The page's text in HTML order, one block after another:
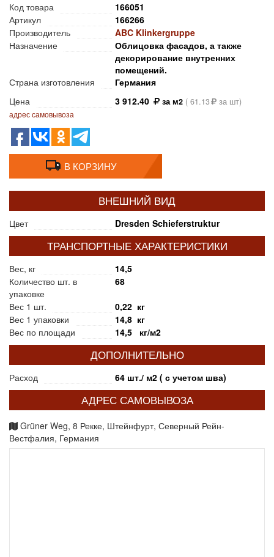
Код товара
166051
Артикул
166266
Производитель
ABC Klinkergruppe
Назначение
Облицовка фасадов, а также
декорирование внутренних
помещений.
Страна изготовления
Германия
Цена
3 912.40 за м2 ( 61.13 за шт)
адрес самовывоза
В КОРЗИНУ
ВНЕШНИЙ ВИД
Цвет Dresden Schieferstruktur
ТРАНСПОРТНЫЕ ХАРАКТЕРИСТИКИ
Вес, кг
14,5
Количество шт. в
упаковке
68
Вес 1 шт.
0,22 кг
Вес 1 упаковки
14,8 кг
Вес по площади
14,5 кг/м2
ДОПОЛНИТЕЛЬНО
Расход 64 шт./ м2 ( с учетом шва)
АДРЕС САМОВЫВОЗА
Grüner Weg, 8 Рекке, Штейнфурт, Северный Рейн-
Вестфалия, Германия